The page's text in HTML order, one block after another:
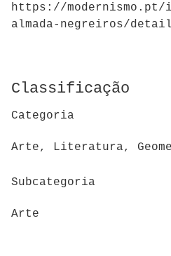
https://modernismo.pt/
almada-negreiros/
Classificação
Categoria
Arte, Literatura,
Subcategoria
Arte